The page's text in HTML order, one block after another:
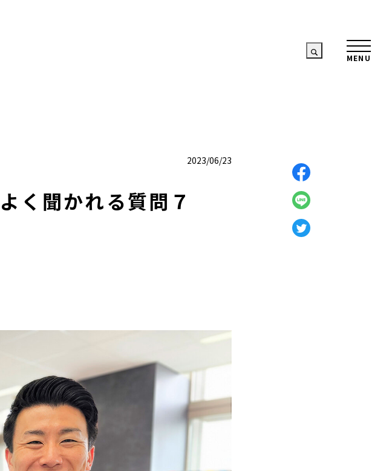
2023/06/23
く聞かれる質問７